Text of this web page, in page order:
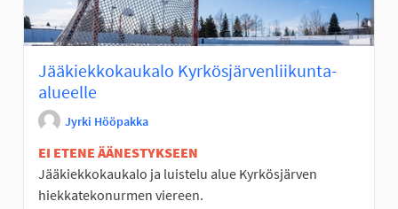
Jääkiekkokaukalo Kyrkösjärvenliikunta-
alueelle
Jyrki Hööpakka
EI ETENE ÄÄNESTYKSEEN
Jääkiekkokaukalo ja luistelu alue Kyrkösjärven
hiekkatekonurmen viereen.